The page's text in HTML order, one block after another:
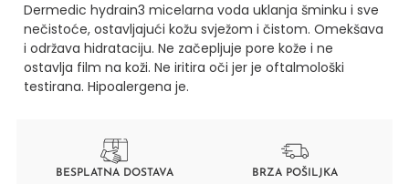
Dermedic hydrain3 micelarna voda uklanja šminku i sve
nečistoće, ostavljajući kožu svježom i čistom. Omekšava
i održava hidrataciju. Ne začepljuje pore kože i ne
ostavlja film na koži. Ne iritira oči jer je oftalmološki
testirana. Hipoalergena je.
BESPLATNA DOSTAVA BRZA POŠILJKA